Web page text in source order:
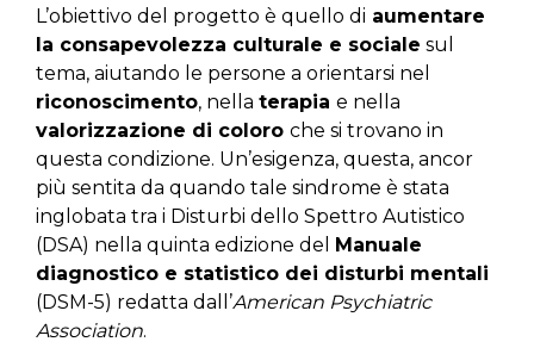
L’obiettivo del progetto è quello di aumentare
la consapevolezza culturale e sociale sul
tema, aiutando le persone a orientarsi nel
riconoscimento, nella terapia e nella
valorizzazione di coloro che si trovano in
questa condizione. Un’esigenza, questa, ancor
più sentita da quando tale sindrome è stata
inglobata tra i Disturbi dello Spettro Autistico
(DSA) nella quinta edizione del Manuale
diagnostico e statistico dei disturbi mentali
(DSM-5) redatta dall’American Psychiatric
Association.